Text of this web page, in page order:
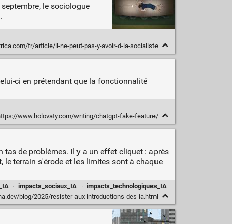
le sociologue
fr/article/il-ne-peut-pas-y-avoir-d-ia-socialiste
ci en prétendant que la fonctionnalité
www.holovaty.com/writing/chatgpt-fake-feature/
tas de problèmes. Il y a un effet cliquet : après
le terrain s'érode et les limites sont à chaque
· impacts_sociaux_IA · impacts_technologiques_IA
blog/2025/resister-aux-introductions-des-ia.html